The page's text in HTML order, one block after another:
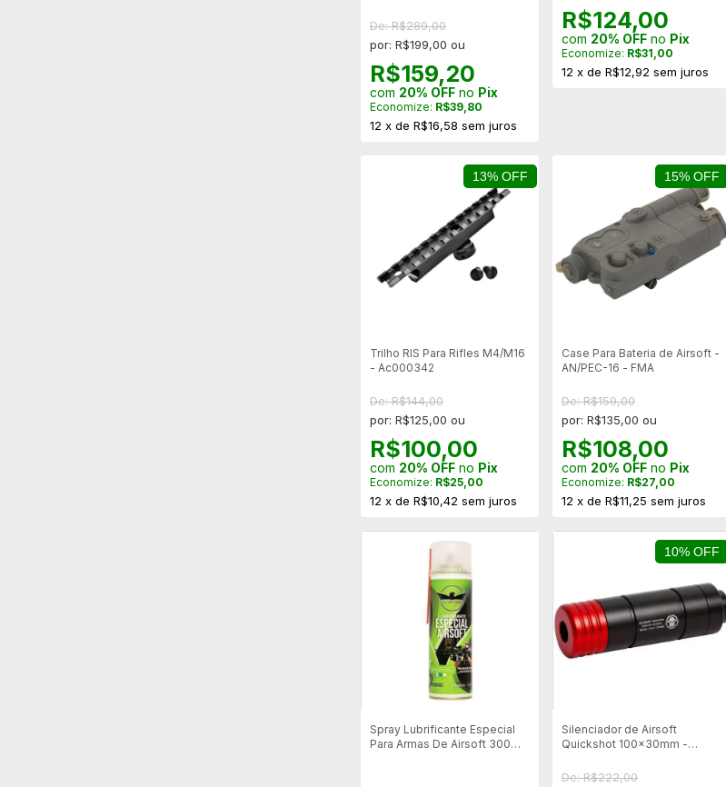
De: R$289,00
por: R$199,00 ou
R$159,20
com 20% OFF no Pix
Economize: R$39,80
12 x de R$16,58 sem juros
R$124,00
com 20% OFF no Pix
Economize: R$31,00
12 xdeR$12,92 sem juros
13% OFF
Trilho RIS Para Rifles M4/M16
- Ac000342
De: R$144,00
por: R$125,00 ou
R$100,00
com 20% OFF no Pix
Economize: R$25,00
12 x de R$10,42 sem juros
15% OFF
Case Para Bateria de Airsoft -
AN/PEC-16 - FMA
De: R$159,00
por: R$135,00 ou
R$108,00
com 20% OFF no Pix
Economize: R$27,00
12 xdeR$11,25 sem juros
Spray Lubrificante Especial
Para Armas De Airsoft 300ML
10% OFF
Silenciador de Airsoft
Quickshot 100x30mm -
De: R$222,00